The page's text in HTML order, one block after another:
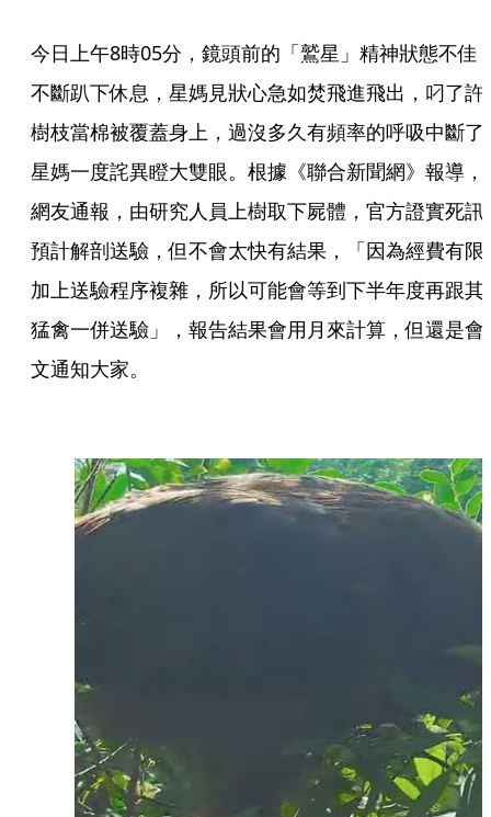
今日上午8時05分，鏡頭前的「鷲星」精神狀態不佳
不斷趴下休息，星媽見狀心急如焚飛進飛出，叼了許
樹枝當棉被覆蓋身上，過沒多久有頻率的呼吸中斷了
星媽一度詫異瞪大雙眼。根據《聯合新聞網》報導，
網友通報，由研究人員上樹取下屍體，官方證實死訊
預計解剖送驗，但不會太快有結果，「因為經費有限
加上送驗程序複雜，所以可能會等到下半年度再跟其
猛禽一併送驗」，報告結果會用月來計算，但還是會
文通知大家。